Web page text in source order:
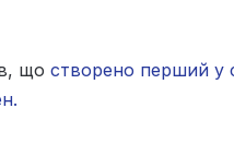
що створено перший у